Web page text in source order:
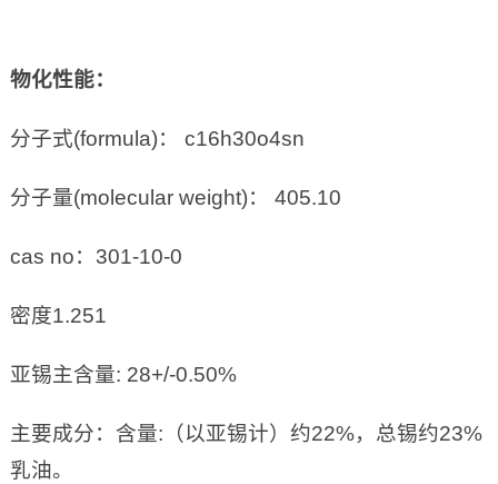
物化性能：
分子式(formula)： c16h30o4sn
分子量(molecular weight)： 405.10
cas no：301-10-0
密度1.251
亚锡主含量: 28+/-0.50%
主要成分：含量:（以亚锡计）约22%，总锡约23%
乳油。